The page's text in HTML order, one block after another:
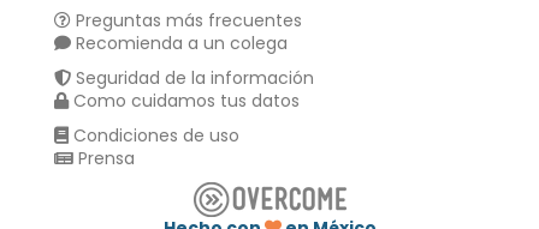
Preguntas más frecuentes
Recomienda a un colega
Seguridad de la información
Como cuidamos tus datos
Condiciones de uso
Prensa